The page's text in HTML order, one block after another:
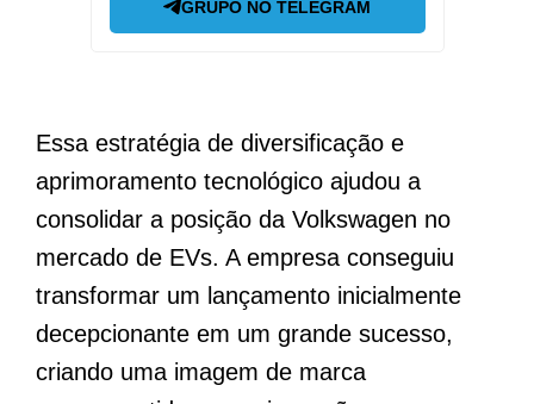
GRUPO NO TELEGRAM
Essa estratégia de diversificação e
aprimoramento tecnológico ajudou a
consolidar a posição da Volkswagen no
mercado de EVs. A empresa conseguiu
transformar um lançamento inicialmente
decepcionante em um grande sucesso,
criando uma imagem de marca